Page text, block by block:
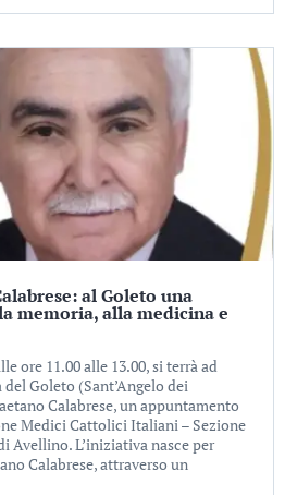
al Goleto una
memoria, alla medicina e
ore 11.00 alle 13.00, si terrà ad
Goleto (Sant’Angelo dei
Calabrese, un appuntamento
Medici Cattolici Italiani – Sezione
Avellino. L’iniziativa nasce per
Calabrese, attraverso un